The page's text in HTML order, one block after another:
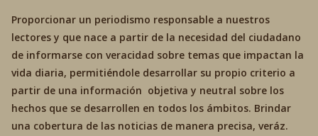
Proporcionar un periodismo responsable a nuestros
lectores y que nace a partir de la necesidad del ciudadano
de informarse con veracidad sobre temas que impactan la
vida diaria, permitiéndole desarrollar su propio criterio a
partir de una información objetiva y neutral sobre los
hechos que se desarrollen en todos los ámbitos. Brindar
una cobertura de las noticias de manera precisa, veráz.